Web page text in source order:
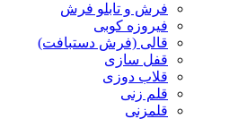
فرش و تابلو فرش
فیروزه کوبی
قالی (فرش دستبافت)
قفل سازی
قلاب دوزی
قلم زنی
قلمزنی